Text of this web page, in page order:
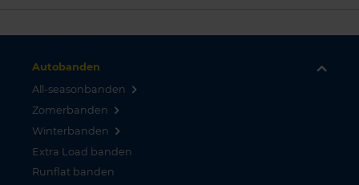
Autobanden
All-seasonbanden
Zomerbanden
Winterbanden
Extra Load banden
Runflat banden